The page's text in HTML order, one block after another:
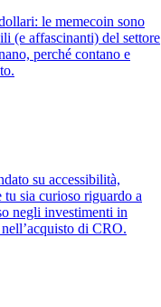
le memecoin sono
(e affascinanti) del settore
perché contano e
su accessibilità,
sia curioso riguardo a
negli investimenti in
di CRO.